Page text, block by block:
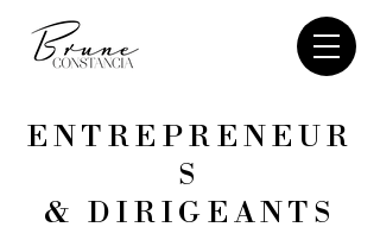
ENTREPRENEUR
S
& DIRIGEANTS